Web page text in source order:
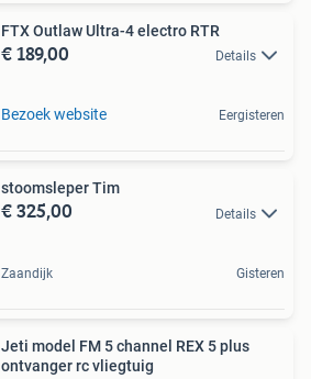
FTX Outlaw Ultra-4 electro RTR
€ 189,00 Details
Bezoek website Eergisteren
stoomsleper Tim
€ 325,00 Details
Zaandijk Gisteren
Jeti model FM 5 channel REX 5 plus
ontvanger rc vliegtuig